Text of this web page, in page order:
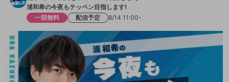
浦和希の今夜もテッペン目指します!
一部無料
配信予定 8/14 11:00-